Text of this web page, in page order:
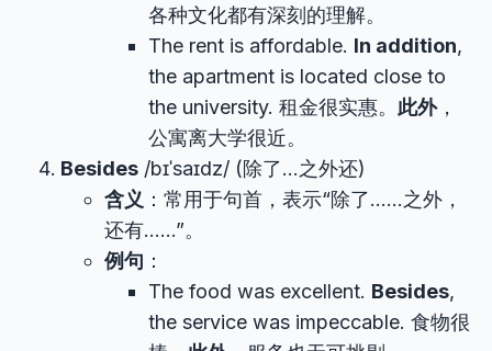
各种文化都有深刻的理解。
The rent is affordable. In addition,
the apartment is located close to
the university. 租金很实惠。 此外，
公寓离大学很近。
Besides /bɪˈsaɪdz/ (除了…之外还)
含义 ：常用于句首，表示“除了……之外，
还有……”。
例句 ：
The food was excellent. Besides,
the service was impeccable. 食物很